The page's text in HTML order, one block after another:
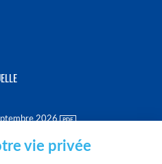
2026
vie privée